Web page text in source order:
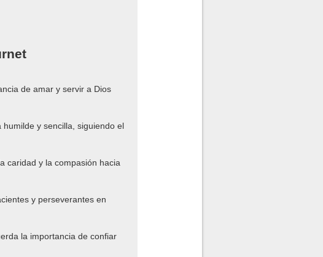
de amar y servir a Dios
y sencilla, siguiendo el
caridad y la compasión hacia
y perseverantes en
la importancia de confiar